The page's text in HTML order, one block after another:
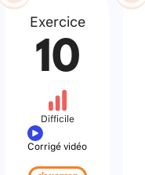
Exercice
10
Difficile
Corrigé vidéo